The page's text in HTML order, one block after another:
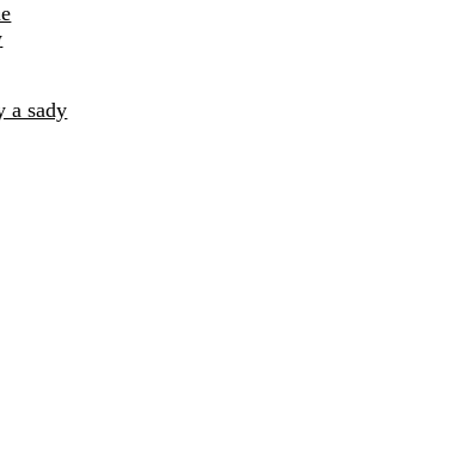
a sady